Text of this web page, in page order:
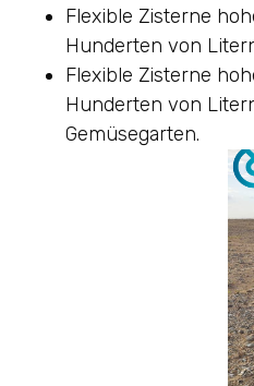
Flexible Zisterne
Hunderten von
Flexible Zisterne
Hunderten von
Gemüsegarten.